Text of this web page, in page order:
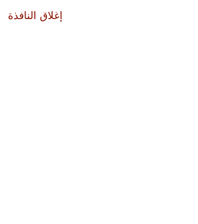
إغلاق النافذة